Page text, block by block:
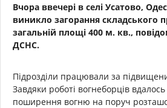
Вчора ввечері в селі Усатово,
виникло загорання складського
загальній площі 400 м. кв.,
ДСНС.
Підрозділи працювали за
Завдяки роботі вогнеборців вдалось
поширення вогню на поруч